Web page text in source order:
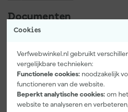
Cookies
Verfwebwinkel.nl gebruikt
vergelijkbare technieken:
Functionele cookies: noodzakelijk
functioneren van de website.
Beperkt analytische cookies: om
website te analyseren en
Documenten
Veiligheidsblad